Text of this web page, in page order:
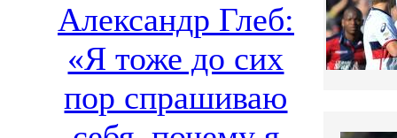
Александр Глеб:
«Я тоже до сих
пор спрашиваю